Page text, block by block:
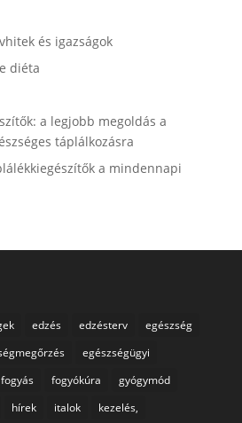
és igazságok
diéta
a legjobb megoldás a
táplálkozásra
a mindennapi
edzés edzésterv
egészség
egészségügyi
fogyás fogyókúra
gyógymód
hírek italok
kezelés,